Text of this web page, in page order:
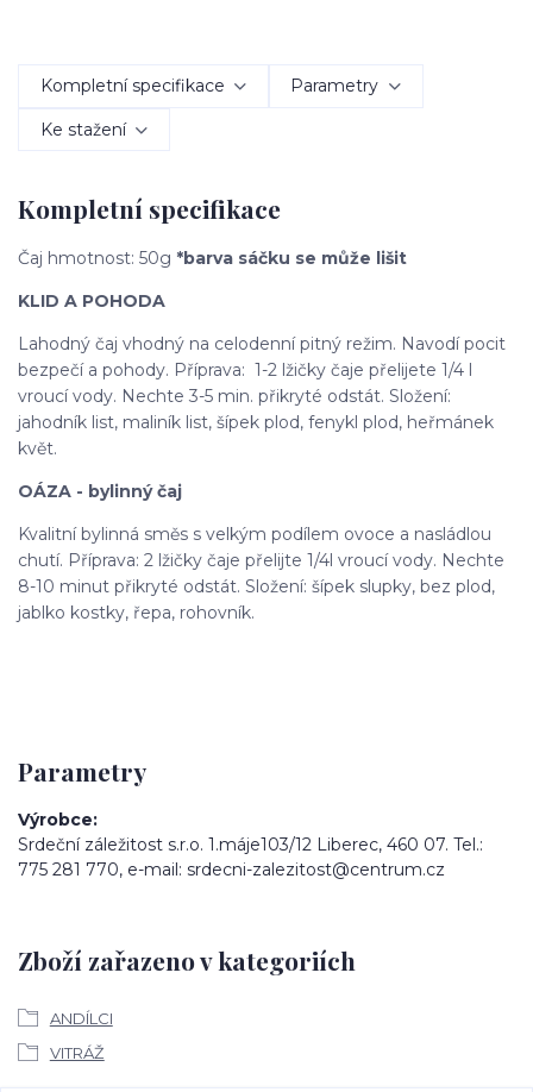
Kompletní specifikace Parametry
Ke stažení
Kompletní specifikace
Čaj hmotnost: 50g *barva sáčku se může lišit
KLID A POHODA
Lahodný čaj vhodný na celodenní pitný režim. Navodí pocit
bezpečí a pohody. Příprava: 1-2 lžičky čaje přelijete 1/4 l
vroucí vody. Nechte 3-5 min. přikryté odstát. Složení:
jahodník list, maliník list, šípek plod, fenykl plod, heřmánek
květ.
OÁZA - bylinný čaj
Kvalitní bylinná směs s velkým podílem ovoce a nasládlou
chutí. Příprava: 2 lžičky čaje přelijte 1/4l vroucí vody. Nechte
8-10 minut přikryté odstát. Složení: šípek slupky, bez plod,
jablko kostky, řepa, rohovník.
Parametry
Výrobce
Srdeční záležitost s.r.o. 1.máje103/12 Liberec, 460 07. Tel.:
775 281 770, e-mail: srdecni-zalezitost@centrum.cz
Zboží zařazeno v kategoriích
ANDÍLCI
VITRÁŽ